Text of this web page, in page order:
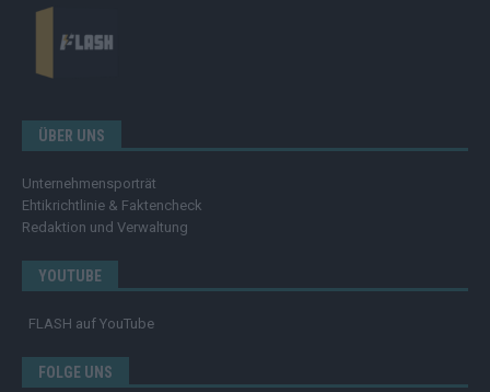
ÜBER UNS
Unternehmensporträt
Ehtikrichtlinie & Faktencheck
Redaktion und Verwaltung
YOUTUBE
FLASH auf YouTube
FOLGE UNS